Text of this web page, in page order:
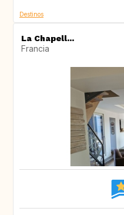
Destinos
La Chapell...
Francia